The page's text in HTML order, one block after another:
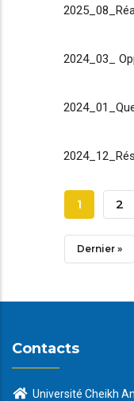
2024_03_
Page
Courante
1 2
Dernière
Dernier »
Contacts
Université Cheikh